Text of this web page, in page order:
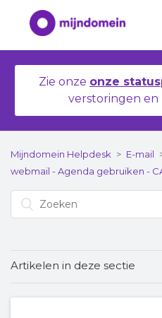
Zie onze onze
verstoringen en
Mijndomein Helpdesk E-mail
webmail - Agenda gebruiken -
Artikelen in deze sectie
De kalender / agenda in